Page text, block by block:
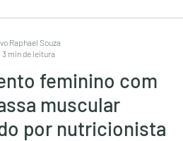
feminino com
muscular
por nutricionista
Raphael Souza
3 min de leitura